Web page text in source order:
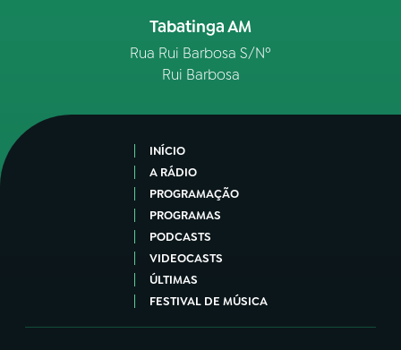
Tabatinga AM
Rua Rui Barbosa S/Nº
Rui Barbosa
INÍCIO
A RÁDIO
PROGRAMAÇÃO
PROGRAMAS
PODCASTS
VIDEOCASTS
ÚLTIMAS
FESTIVAL DE MÚSICA